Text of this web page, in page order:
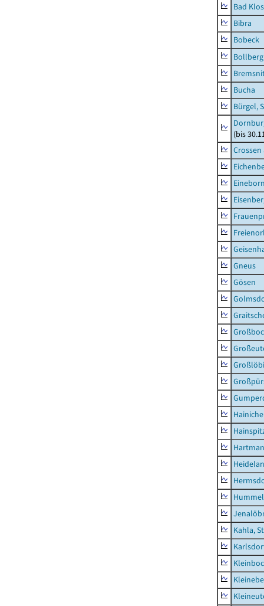
Bad
Bibra
Bobeck
Bollberg
Bucha
Bürgel,
(bis
Gneus
Gösen
Kahla,